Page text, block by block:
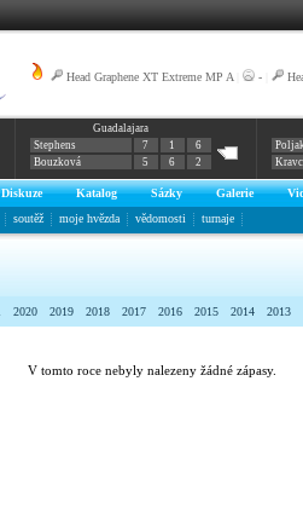
Head Graphene XT Extreme MP A -
Guadalajara
Stephens
7 1
6
Bouzková
5 6 2
Diskuze Katalog Sázky Galerie
soutěž moje hvězda vědomosti turnaje
2020 2019 2018 2017 2016 2015 2014 2013
V tomto roce nebyly nalezeny žádné zápasy.